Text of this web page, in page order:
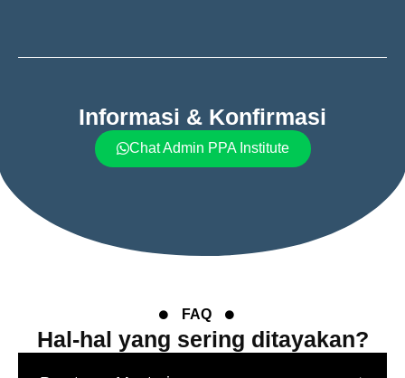
Informasi & Konfirmasi
Chat Admin PPA Institute
FAQ
Hal-hal yang sering ditayakan?